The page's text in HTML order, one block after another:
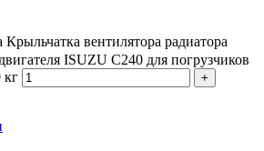
Крыльчатка вентилятора радиатора
ISUZU C240 для погрузчиков
кг
+